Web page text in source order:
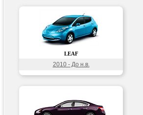
LEAF
2010 - До н.в.